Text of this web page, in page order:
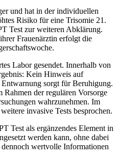
und hat in der individuellen
Risiko für eine Trisomie 21.
Test zur weiteren Abklärung.
Frauenärztin erfolgt die
Labor gesendet. Innerhalb von
Kein Hinweis auf
sorgt für Beruhigung.
der regulären Vorsorge
wahrzunehmen. Im
invasive Tests besprochen.
Test als ergänzendes Element in
werden kann, ohne dabei
wertvolle Informationen